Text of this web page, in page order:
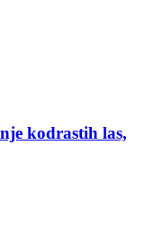
kodrastih las,